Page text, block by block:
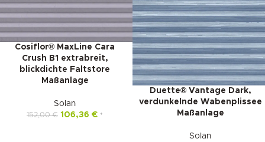
Cosiflor® MaxLine Cara
Crush B1 extrabreit,
blickdichte Faltstore
Maßanlage
Solan
152,00€ 106,36 € *
Duette® Vantage Dark,
verdunkelnde Wabenplissee
Maßanlage
Solan